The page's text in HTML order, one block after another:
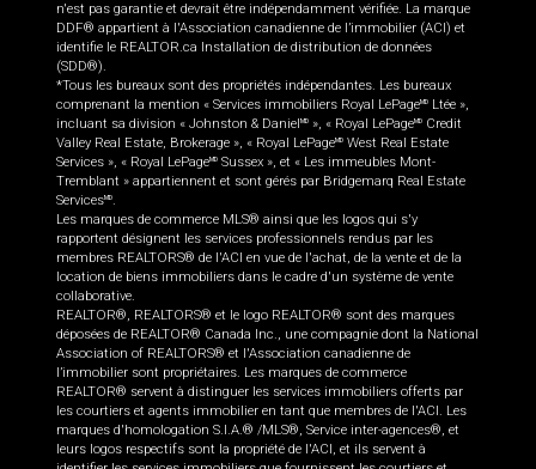
n'est pas garantie et devrait être indépendamment vérifiée. La marque
DDF® appartient à l'Association canadienne de l’immobilier (ACI) et
identifie le REALTOR.ca Installation de distribution de données
(SDD®).
*Tous les bureaux sont des propriétés indépendantes. Les bureaux
comprenant la mention « Services immobiliers Royal LePageMD
Ltée »,
incluant sa division « Johnston & Daniel MD », « Royal LePageMD
Credit
Valley Real Estate, Brokerage », « Royal LePageMD West Real Estate
Services », « Royal LePageMD Sussex », et « Les immeubles Mont-
Tremblant » appartiennent et sont gérés par Bridgemarq Real Estate
ServicesMD.
Les marques de commerce MLS® ainsi que les logos qui s'y
rapportent désignent les services professionnels rendus par les
membres REALTORS® de l'ACI en vue de l'achat, de la vente et de la
location de biens immobiliers dans le cadre d'un système de vente
collaborative.
REALTOR®, REALTORS® et le logo REALTOR® sont des marques
déposées de REALTOR® Canada Inc., une compagnie dont la National
Association of REALTORS® et l'Association canadienne de
l’immobilier sont propriétaires. Les marques de commerce
REALTOR® servent à distinguer les services immobiliers offerts par
les courtiers et agents immobilier en tant que membres de l'ACI. Les
marques d'homologation S.I.A.® /MLS®, Service inter-agences®, et
leurs logos respectifs sont la propriété de l'ACI, et ils servent à